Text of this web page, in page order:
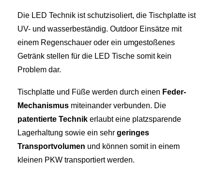
Die LED Technik ist schutzisoliert, die Tischplatte ist
UV- und wasserbeständig. Outdoor Einsätze mit
einem Regenschauer oder ein umgestoßenes
Getränk stellen für die LED Tische somit kein
Problem dar.
Tischplatte und Füße werden durch einen Feder-
Mechanismus miteinander verbunden. Die
patentierte Technik erlaubt eine platzsparende
Lagerhaltung sowie ein sehr geringes
Transportvolumen und können somit in einem
kleinen PKW transportiert werden.